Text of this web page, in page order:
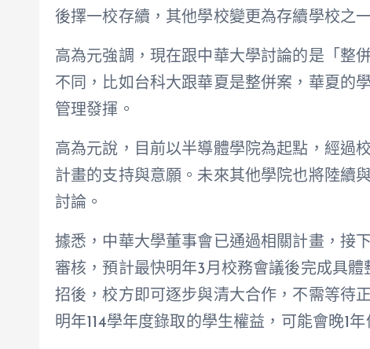
後擇一校存續，其他學校變更為存續學校之
高為元強調，現在跟中華大學討論的是「整
不同，比如台科大跟華夏是整併案，華夏的
管理發揮。
高為元說，目前以半導體學院為起點，經過
計畫的支持與意願。未來其他學院也將陸續
討論。
據悉，中華大學董事會已通過相關計畫，接
審核，預計最快明年3月校務會議後完成具
招後，校方即可逐步與清大合作，不需等待
明年114學年度錄取的學生權益，可能會晚1年